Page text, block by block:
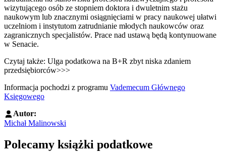
wizytującego osób ze stopniem doktora i dwuletnim stażu
naukowym lub znacznymi osiągnięciami w pracy naukowej ułatwi
uczelniom i instytutom zatrudnianie młodych naukowców oraz
zagranicznych specjalistów. Prace nad ustawą będą kontynuowane
w Senacie.
Czytaj także: Ulga podatkowa na B+R zbyt niska zdaniem
przedsiębiorców>>>
Informacja pochodzi z programu Vademecum Głównego
Księgowego
Autor:
Michał Malinowski
Polecamy książki podatkowe